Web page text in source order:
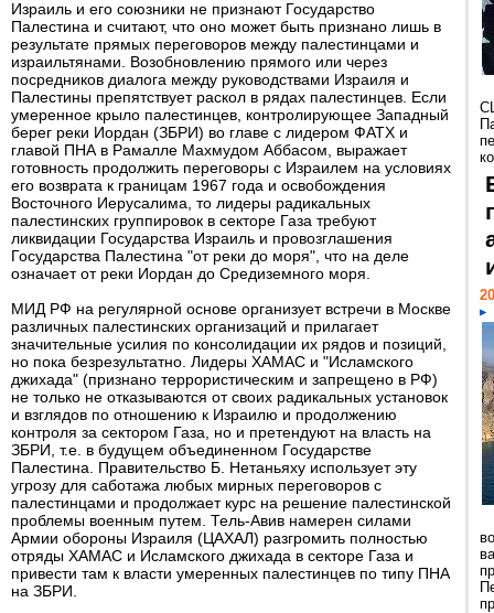
Израиль и его союзники не признают Государство
Палестина и считают, что оно может быть признано лишь в
результате прямых переговоров между палестинцами и
израильтянами. Возобновлению прямого или через
посредников диалога между руководствами Израиля и
Палестины препятствует раскол в рядах палестинцев. Если
умеренное крыло палестинцев, контролирующее Западный
берег реки Иордан (ЗБРИ) во главе с лидером ФАТХ и
главой ПНА в Рамалле Махмудом Аббасом, выражает
готовность продолжить переговоры с Израилем на условиях
его возврата к границам 1967 года и освобождения
Восточного Иерусалима, то лидеры радикальных
палестинских группировок в секторе Газа требуют
ликвидации Государства Израиль и провозглашения
Государства Палестина "от реки до моря", что на деле
означает от реки Иордан до Средиземного моря.
МИД РФ на регулярной основе организует встречи в Москве
различных палестинских организаций и прилагает
значительные усилия по консолидации их рядов и позиций,
но пока безрезультатно. Лидеры ХАМАС и "Исламского
джихада" (признано террористическим и запрещено в РФ)
не только не отказываются от своих радикальных установок
и взглядов по отношению к Израилю и продолжению
контроля за сектором Газа, но и претендуют на власть на
ЗБРИ, т.е. в будущем объединенном Государстве
Палестина. Правительство Б. Нетаньяху использует эту
угрозу для саботажа любых мирных переговоров с
палестинцами и продолжает курс на решение палестинской
проблемы военным путем. Тель-Авив намерен силами
Армии обороны Израиля (ЦАХАЛ) разгромить полностью
отряды ХАМАС и Исламского джихада в секторе Газа и
привести там к власти умеренных палестинцев по типу ПНА
на ЗБРИ.